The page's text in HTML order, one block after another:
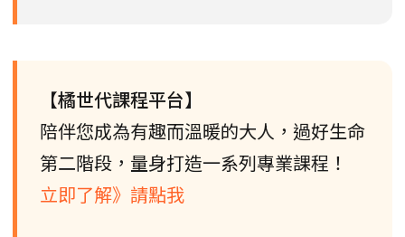
【橘世代課程平台】
陪伴您成為有趣而溫暖的大人，過好生命
第二階段，量身打造一系列專業課程！
立即了解》請點我